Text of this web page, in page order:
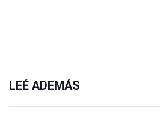
LEÉ ADEMÁS